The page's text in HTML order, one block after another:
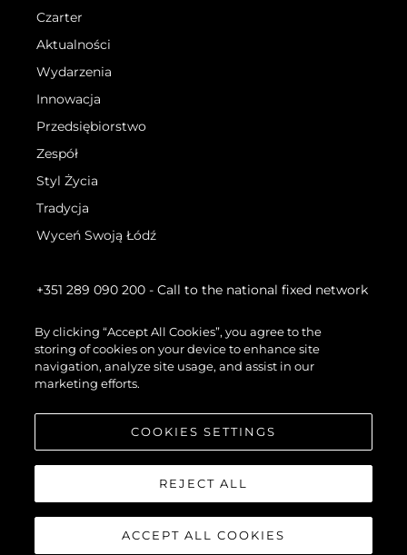
Czarter
Aktualności
Wydarzenia
Innowacja
Przedsiębiorstwo
Zespół
Styl Życia
Tradycja
Wyceń Swoją Łódź
+351 289 090 200 - Call to the national fixed network
©.2026 Sunseeker London Group.Wszelkie prawa zastrzeżone.
By clicking “Accept All Cookies”, you agree to the
storing of cookies on your device to enhance site
navigation, analyze site usage, and assist in our
marketing efforts.
COOKIES SETTINGS
REJECT ALL
ACCEPT ALL COOKIES